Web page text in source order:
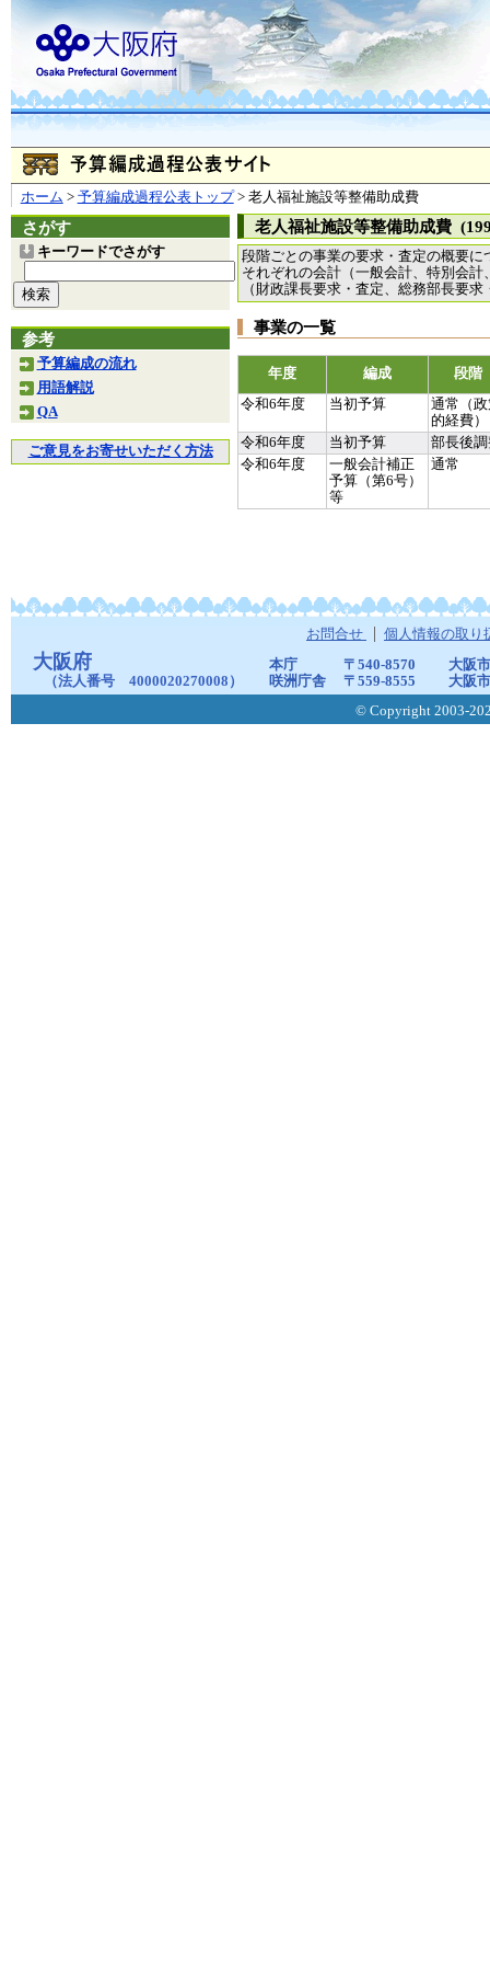
ホーム > 予算編成過程公表トップ> 老人福祉施設等整備助成費
さがす
キーワードでさがす
参考
予算編成の流れ
用語解説
QA
ご意見をお寄せいただく方法
老人福祉施設等整備助成費
段階ごとの事業の要求・査定の概要に
それぞれの会計（一般会計、特別会
（財政課長要求・査定、総務部長要
事業の一覧
年度 編成
段階
令和6年度
当初予算
通常（
的経費）
令和6年度
当初予算
部長後
令和6年度
一般会計補正
予算（第6号）
等
通常
お問合せ 個人情報の取り
大阪府
（法人番号 4000020270008）
本庁 〒540-8570
大阪
咲洲庁舎
〒559-8555
大阪
© Copyright 2003-